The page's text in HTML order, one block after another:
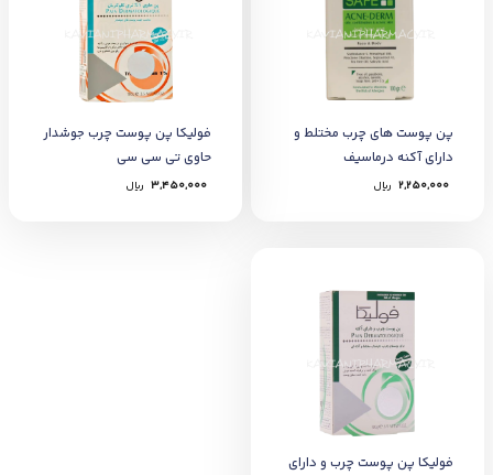
پن پوست های چرب مختلط و
دارای آکنه درماسیف
2,250,000 ﷼
فولیکا پن پوست چرب جوشدار
حاوی تی سی سی
3,450,000 ﷼
فولیکا پن پوست چرب و دارای